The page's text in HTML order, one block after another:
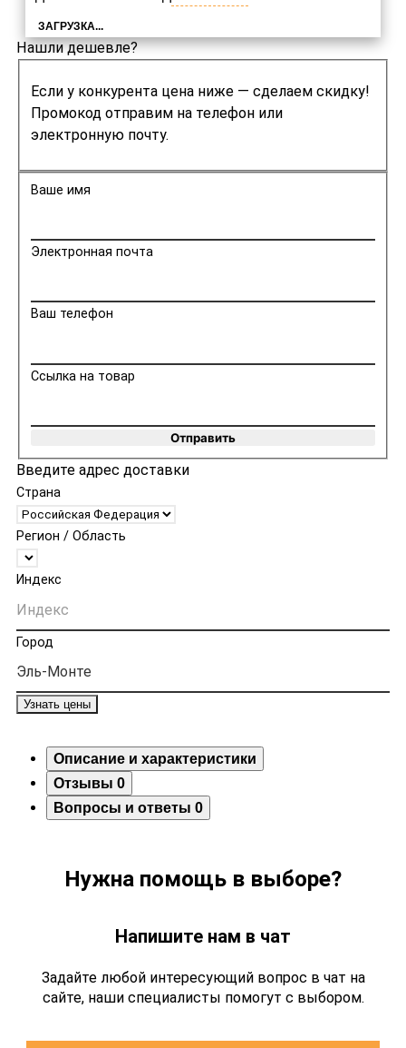
ЗАГРУЗКА...
Нашли дешевле?
Если у конкурента цена ниже — сделаем скидку!
Промокод отправим на телефон или
электронную почту.
Ваше имя
Электронная почта
Ваш телефон
Ссылка на товар
Отправить
Введите адрес доставки
Страна
Регион / Область
Индекс
Город
Узнать цены
Описание и характеристики
Отзывы 0
Вопросы и ответы 0
Нужна помощь в выборе?
Напишите нам в чат
Задайте любой интересующий вопрос в чат на
сайте, наши специалисты помогут с выбором.